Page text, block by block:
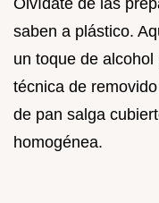
saben a plástico.
un toque de
técnica de
de pan salga
homogénea.